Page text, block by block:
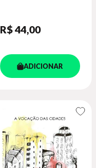
R$ 44,00
ADICIONAR